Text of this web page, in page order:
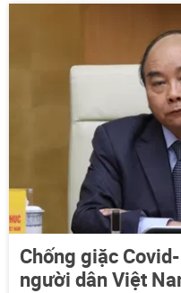
Chống giặc
người dân Việt